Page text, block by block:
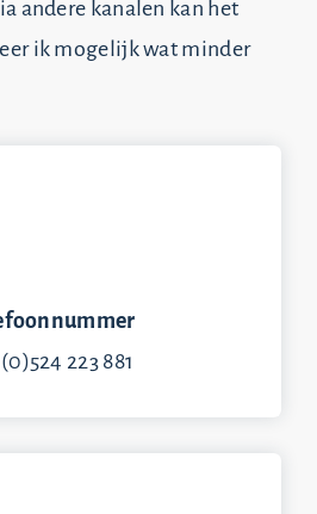
andere kanalen kan het
ik mogelijk wat minder
223 881